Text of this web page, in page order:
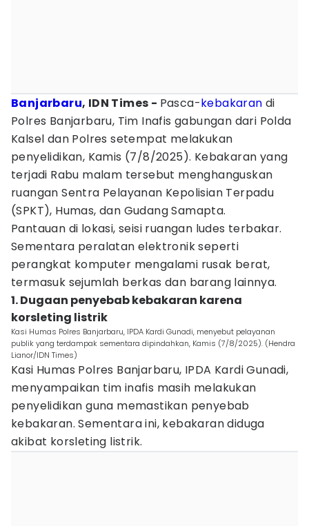
Banjarbaru, IDN Times - Pasca-kebakaran di
Polres Banjarbaru, Tim Inafis gabungan dari Polda
Kalsel dan Polres setempat melakukan
penyelidikan, Kamis (7/8/2025). Kebakaran yang
terjadi Rabu malam tersebut menghanguskan
ruangan Sentra Pelayanan Kepolisian Terpadu
(SPKT), Humas, dan Gudang Samapta.
Pantauan di lokasi, seisi ruangan ludes terbakar.
Sementara peralatan elektronik seperti
perangkat komputer mengalami rusak berat,
termasuk sejumlah berkas dan barang lainnya.
1. Dugaan penyebab kebakaran karena
korsleting listrik
Kasi Humas Polres Banjarbaru, IPDA Kardi Gunadi, menyebut pelayanan
publik yang terdampak sementara dipindahkan, Kamis (7/8/2025). (Hendra
Lianor/IDN Times)
Kasi Humas Polres Banjarbaru, IPDA Kardi Gunadi,
menyampaikan tim inafis masih melakukan
penyelidikan guna memastikan penyebab
kebakaran. Sementara ini, kebakaran diduga
akibat korsleting listrik.